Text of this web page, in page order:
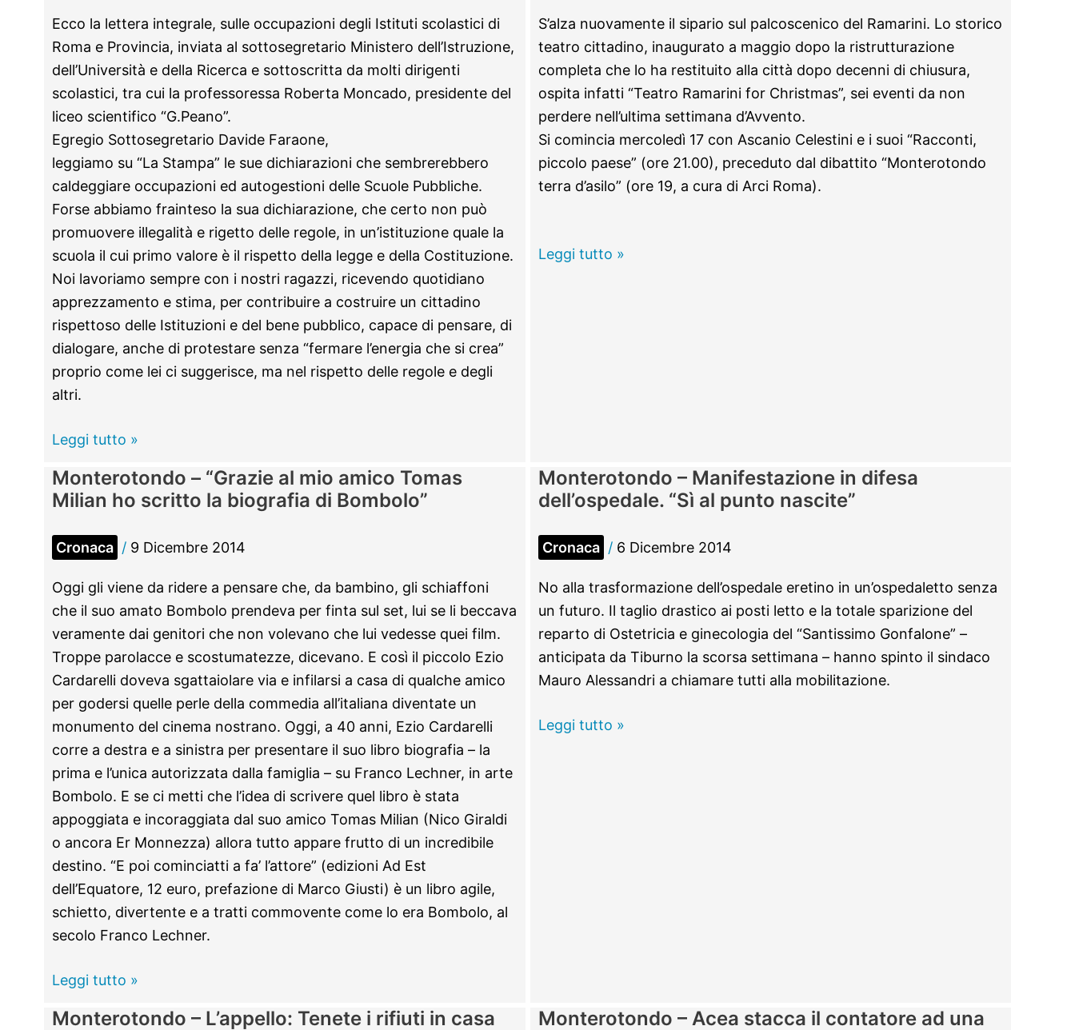
l’incendio.
Intervengono
cittadini
novantenni
tutti
Ecco la lettera integrale, sulle occupazioni degli Istituti scolastici di
Roma e Provincia, inviata al sottosegretario Ministero dell’Istruzione,
dell’Università e della Ricerca e sottoscritta da molti dirigenti
scolastici, tra cui la professoressa Roberta Moncado, presidente del
liceo scientifico “G.Peano”.
Egregio Sottosegretario Davide Faraone,
leggiamo su “La Stampa” le sue dichiarazioni che sembrerebbero
caldeggiare occupazioni ed autogestioni delle Scuole Pubbliche.
Forse abbiamo frainteso la sua dichiarazione, che certo non può
promuovere illegalità e rigetto delle regole, in un’istituzione quale la
scuola il cui primo valore è il rispetto della legge e della Costituzione.
Noi lavoriamo sempre con i nostri ragazzi, ricevendo quotidiano
apprezzamento e stima, per contribuire a costruire un cittadino
rispettoso delle Istituzioni e del bene pubblico, capace di pensare, di
dialogare, anche di protestare senza “fermare l’energia che si crea”
proprio come lei ci suggerisce, ma nel rispetto delle regole e degli
altri.
Monterotondo
La
dura
lettera
dei
presidi
contro
scuole
Leggi tutto »
S’alza nuovamente il sipario sul palcoscenico del Ramarini. Lo storico
teatro cittadino, inaugurato a maggio dopo la ristrutturazione
completa che lo ha restituito alla città dopo decenni di chiusura,
ospita infatti “Teatro Ramarini for Christmas”, sei eventi da non
perdere nell’ultima settimana d’Avvento.
Si comincia mercoledì 17 con Ascanio Celestini e i suoi “Racconti,
piccolo paese” (ore 21.00), preceduto dal dibattito “Monterotondo
terra d’asilo” (ore 19, a cura di Arci Roma).
Monterotondo
a
teatro
Leggi tutto »
Monterotondo – “Grazie al mio amico Tomas
Milian ho scritto la biografia di Bombolo”
Cronaca / 9 Dicembre 2014
Oggi gli viene da ridere a pensare che, da bambino, gli schiaffoni
che il suo amato Bombolo prendeva per finta sul set, lui se li beccava
veramente dai genitori che non volevano che lui vedesse quei film.
Troppe parolacce e scostumatezze, dicevano. E così il piccolo Ezio
Cardarelli doveva sgattaiolare via e infilarsi a casa di qualche amico
per godersi quelle perle della commedia all’italiana diventate un
monumento del cinema nostrano. Oggi, a 40 anni, Ezio Cardarelli
corre a destra e a sinistra per presentare il suo libro biografia – la
prima e l’unica autorizzata dalla famiglia – su Franco Lechner, in arte
Bombolo. E se ci metti che l’idea di scrivere quel libro è stata
appoggiata e incoraggiata dal suo amico Tomas Milian (Nico Giraldi
o ancora Er Monnezza) allora tutto appare frutto di un incredibile
destino. “E poi cominciatti a fa’ l’attore” (edizioni Ad Est
dell’Equatore, 12 euro, prefazione di Marco Giusti) è un libro agile,
schietto, divertente e a tratti commovente come lo era Bombolo, al
secolo Franco Lechner.
Monterotondo
“Grazie
Leggi tutto »
Monterotondo – Manifestazione in difesa
dell’ospedale. “Sì al punto nascite”
Cronaca / 6 Dicembre 2014
No alla trasformazione dell’ospedale eretino in un’ospedaletto senza
un futuro. Il taglio drastico ai posti letto e la totale sparizione del
reparto di Ostetricia e ginecologia del “Santissimo Gonfalone” –
anticipata da Tiburno la scorsa settimana – hanno spinto il sindaco
Mauro Alessandri a chiamare tutti alla mobilitazione.
Monterotondo
Leggi tutto »
Monterotondo – L’appello: Tenete i rifiuti in casa
Monterotondo – Acea stacca il contatore ad una